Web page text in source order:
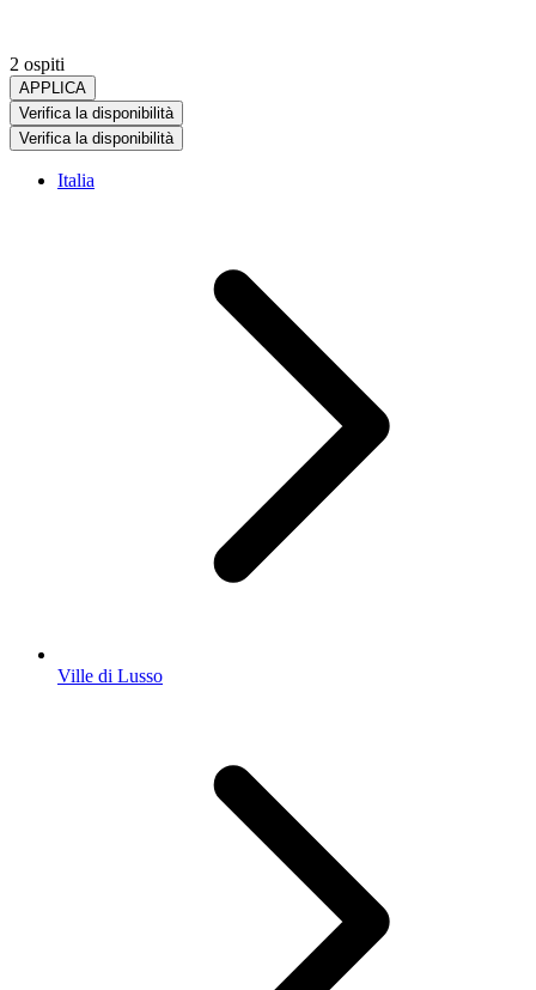
2 ospiti
APPLICA
Verifica la disponibilità
Verifica la disponibilità
Italia
Ville di Lusso